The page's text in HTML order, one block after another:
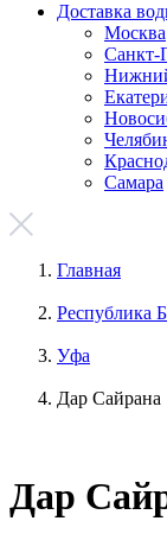
Доставка
Москва
Санкт-
Самара
Главная
Республика
Уфа
Дар Сайрана
Дар